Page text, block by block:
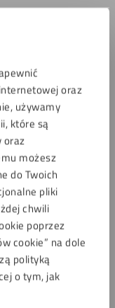
oraz
używamy
które są
oraz
możesz
do Twoich
pliki
chwili
poprzez
cookie” na dole
polityką
o tym, jak